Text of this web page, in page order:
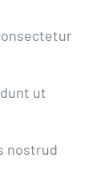
ut
nostrud